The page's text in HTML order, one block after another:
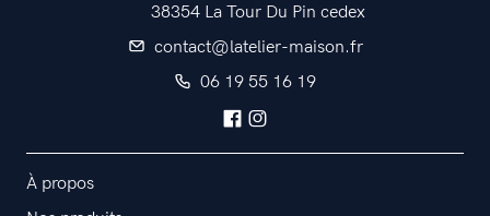
38354 La Tour Du Pin cedex
contact@latelier-maison.fr
06 19 55 16 19
À propos